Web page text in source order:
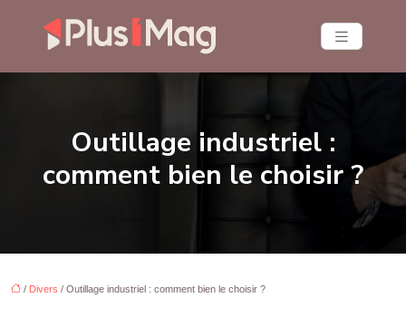
Outillage industriel :
comment bien le choisir ?
/ Divers / Outillage industriel : comment bien le choisir ?